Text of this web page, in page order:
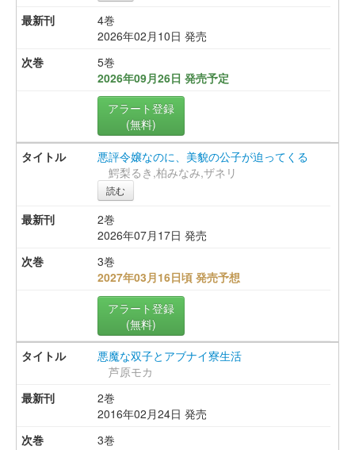
4巻
2026年02月10日 発売
5巻
2026年09月26日 発売予定
アラート登録
(無料)
悪評令嬢なのに、美貌の公子が迫ってくる
鰐梨るき,柏みなみ,ザネリ
読む
2巻
2026年07月17日 発売
3巻
2027年03月16日頃 発売予想
アラート登録
(無料)
悪魔な双子とアブナイ寮生活
芦原モカ
2巻
2016年02月24日 発売
3巻